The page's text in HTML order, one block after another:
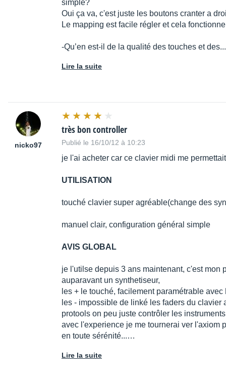
simple?
Oui ça va, c'est juste les boutons cranter a
Le mapping est facile régler et cela
-Qu’en est-il de la qualité des touches et
Lire la suite
nicko97
très bon controller
Publié le 16/10/12 à 10:23
je l'ai acheter car ce clavier midi me
UTILISATION
touché clavier super agréable(change des
manuel clair, configuration général simple
AVIS GLOBAL
je l'utilse depuis 3 ans maintenant, c'est mon
auparavant un synthetiseur,
les + le touché, facilement paramétrable avec
les - impossible de linké les faders du clavier
protools on peu juste contrôler les
avec l'experience je me tournerai ver l'axiom
en toute sérénité...…
Lire la suite